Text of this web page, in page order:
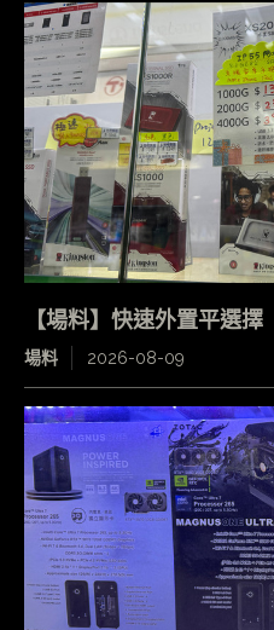
【場料】快速外置平選
場料 2026-08-09